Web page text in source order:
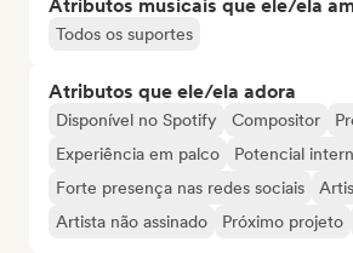
Atributos musicais que ele/ela
Todos os suportes
Atributos que ele/ela adora
Disponível no Spotify Compositor
Experiência em palco
Potencial
Forte presença nas redes sociais
Artista não assinado
Próximo projeto